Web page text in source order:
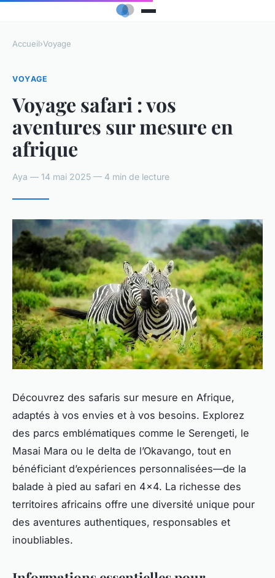
Accueil›Voyage
VOYAGE
Voyage safari : vos
aventures sur mesure en
afrique
Aya — 14 mai 2025 — 4 min de lecture
Découvrez des safaris sur mesure en Afrique,
adaptés à vos envies et à vos besoins. Explorez
des parcs emblématiques comme le Serengeti, le
Masai Mara ou le delta de l’Okavango, tout en
bénéficiant d’expériences personnalisées—de la
balade à pied au safari en 4x4. La richesse des
territoires africains offre une diversité unique pour
des aventures authentiques, responsables et
inoubliables.